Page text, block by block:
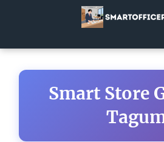
Smart Store